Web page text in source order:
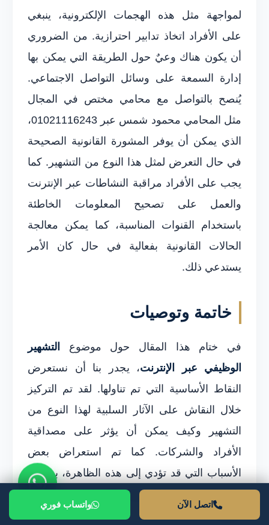
لمواجهة مثل هذه الهجمات الإلكترونية، ينبغي
على الأفراد اتخاذ تدابير احترازية. من الضروري
أن يكون هناك وعيٌ حول الطريقة التي يمكن بها
إدارة السمعة على وسائل التواصل الاجتماعي.
يُنصح بالتواصل مع محامي مختص في المجال
مثل المحامي محمود شمس عبر 01021116243،
الذي يمكن أن يوفر المشورة القانونية الصحيحة
في حال التعرض لمثل هذا النوع من التشهير. كما
يجب على الأفراد مراقبة النشاطات عبر الإنترنت
والعمل على تصحيح المعلومات الخاطئة
باستخدام القنوات المناسبة، كما يمكن معالجة
الحالات القانونية بفعالية في حال كان الأمر
يستدعي ذلك.
خاتمة وتوصيات
في ختام هذا المقال حول موضوع
التشهير
الوظيفي عبر الإنترنت، يجدر بنا أن نستعرض
النقاط الأساسية التي تم تناولها. لقد تم التركيز
خلال النقاش على الآثار السلبية لهذا النوع من
التشهير وكيف يمكن أن يؤثر على مصداقية
الأفراد والشركات. كما تم استعراض بعض
الأسباب التي قد تؤدي إلى هذه الظاهرة، بما في
ذلك المنافسة غير الشريفة والصراعات داخل بيئة
اتصل الآن واتساب فوري